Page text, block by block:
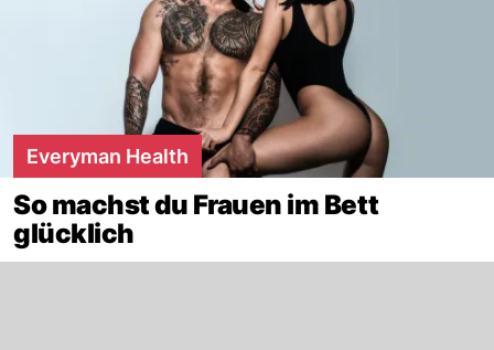
Everyman Health
So machst du Frauen im Bett
glücklich